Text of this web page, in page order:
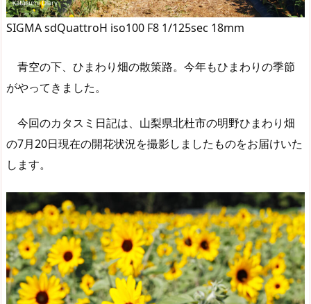
SIGMA sdQuattroH iso100 F8 1/125sec 18mm
青空の下、ひまわり畑の散策路。今年もひまわりの季節
がやってきました。
今回のカタスミ日記は、山梨県北杜市の明野ひまわり畑
の7月20日現在の開花状況を撮影しましたものをお届けいた
します。